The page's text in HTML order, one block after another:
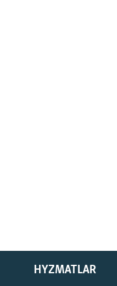
HYZMATLAR